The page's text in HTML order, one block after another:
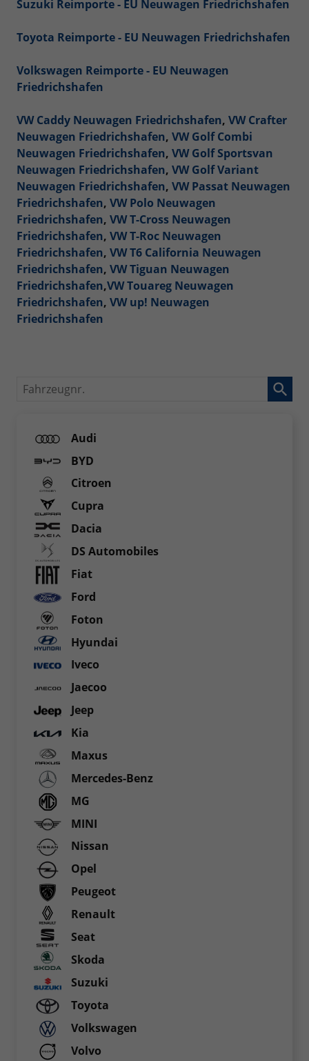
Suzuki Reimporte - EU Neuwagen Friedrichshafen
Toyota Reimporte - EU Neuwagen Friedrichshafen
Volkswagen Reimporte - EU Neuwagen
Friedrichshafen
VW Caddy Neuwagen Friedrichshafen, VW Crafter
Neuwagen Friedrichshafen, VW Golf Combi
Neuwagen Friedrichshafen, VW Golf Sportsvan
Neuwagen Friedrichshafen, VW Golf Variant
Neuwagen Friedrichshafen, VW Passat Neuwagen
Friedrichshafen, VW Polo Neuwagen
Friedrichshafen, VW T-Cross Neuwagen
Friedrichshafen, VW T-Roc Neuwagen
Friedrichshafen, VW T6 California Neuwagen
Friedrichshafen, VW Tiguan Neuwagen
Friedrichshafen,VW Touareg Neuwagen
Friedrichshafen, VW up! Neuwagen
Friedrichshafen
Fahrzeugnr.
Audi
BYD
Citroen
Cupra
Dacia
DS Automobiles
Fiat
Ford
Foton
Hyundai
Iveco
Jaecoo
Jeep
Kia
Maxus
Mercedes-Benz
MG
MINI
Nissan
Opel
Peugeot
Renault
Seat
Skoda
Suzuki
Toyota
Volkswagen
Volvo